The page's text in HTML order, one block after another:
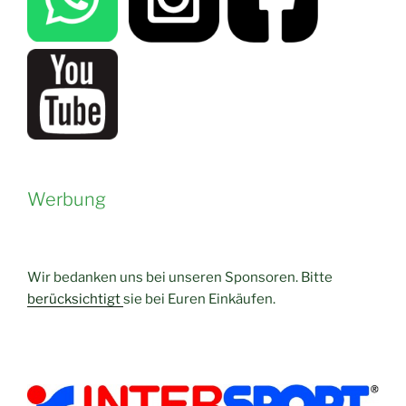
Werbung
Wir bedanken uns bei unseren Sponsoren. Bitte
berücksichtigtsie bei Euren Einkäufen.